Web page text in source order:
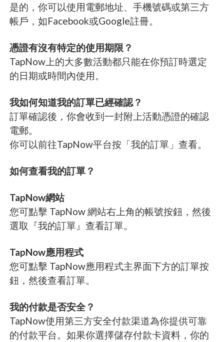
是的，你可以使用電郵地址、手機號碼或第三方
帳戶，如Facebook或Google註冊。
憑證有沒有特定的使用期限？
TapNow上的大多數活動都只能在你預訂時選定
的日期或時間內使用。
我如何知道我的訂單已經確認？
訂單確認後，你會收到一封附上活動憑證的確認
電郵。
你可以前往TapNow平台按「我的訂單」查看。
如何查看我的訂單？
TapNow網站
您可點擊 TapNow 網站右上角的帳號按鈕，然後
選取『我的訂單』查看訂單。
TapNow應用程式
您可點擊 TapNow應用程式主界面下方的訂單按
鈕，然後查看訂單。
我的付款是否安全？
TapNow使用第三方安全付款渠道為你提供可靠
的付款平台。如果你選擇儲存付款卡資料，你的